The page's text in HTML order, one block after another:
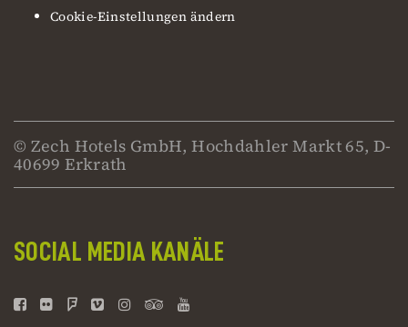
Cookie-Einstellungen ändern
© Zech Hotels GmbH, Hochdahler Markt 65, D-
40699 Erkrath
SOCIAL MEDIA KANÄLE